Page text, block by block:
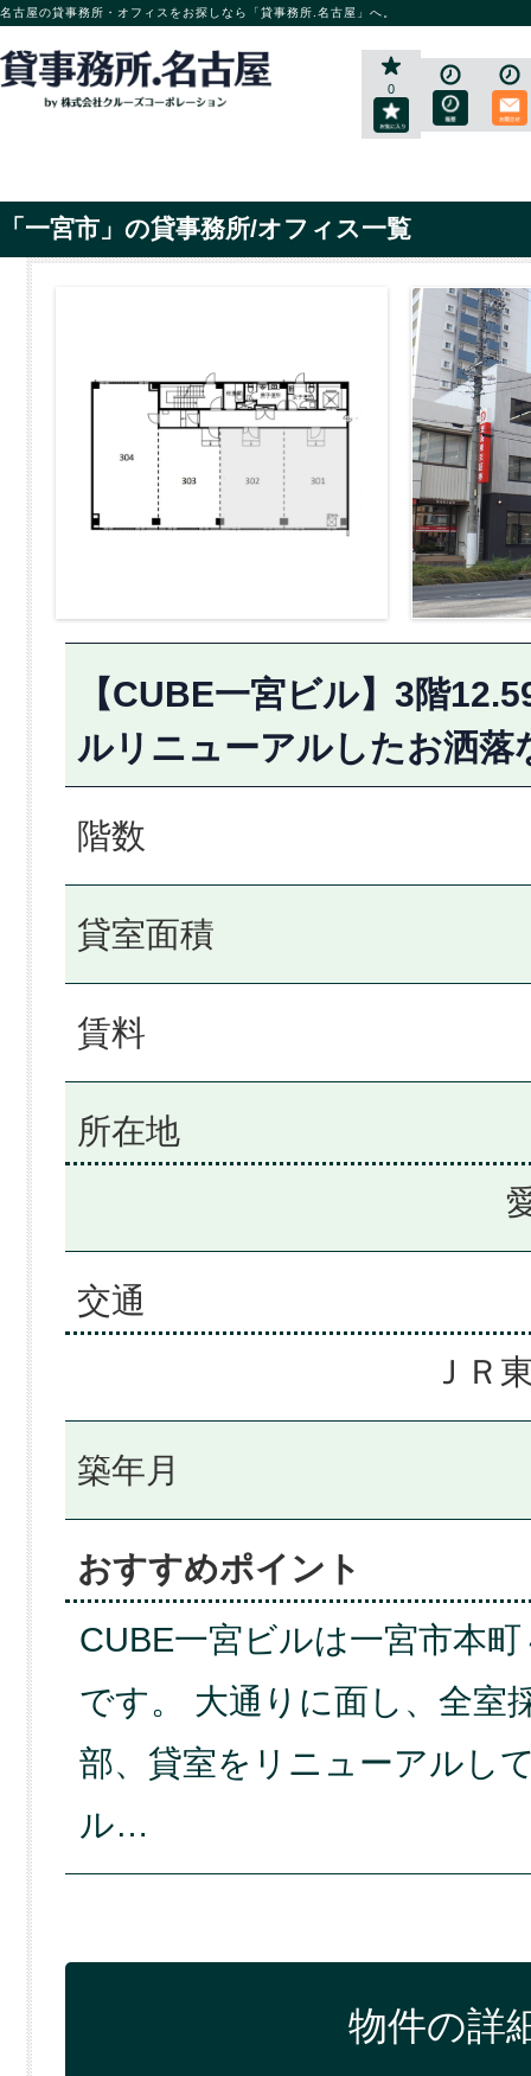
名古屋の貸事務所・オフィスをお探しなら「貸事務所.名古屋」へ。
0
「一宮市」の貸事務所/オフィス一覧
【CUBE一宮ビル】3階
ルリニューアルしたお洒落
階数
貸室面積
賃料
所在地
交通
ＪＲ
築年月
おすすめポイント
CUBE一宮ビルは一宮市本
です。 大通りに面し、全室
部、貸室をリニューアルし
ル…
物件の詳